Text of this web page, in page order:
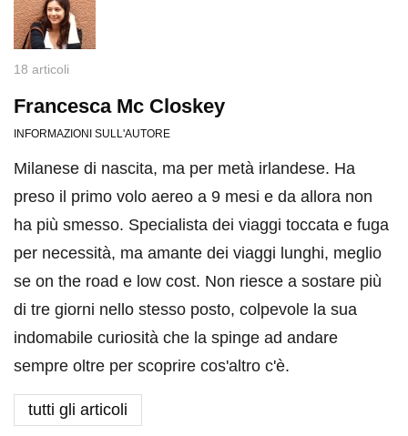
18 articoli
Francesca Mc Closkey
INFORMAZIONI SULL'AUTORE
Milanese di nascita, ma per metà irlandese. Ha
preso il primo volo aereo a 9 mesi e da allora non
ha più smesso. Specialista dei viaggi toccata e fuga
per necessità, ma amante dei viaggi lunghi, meglio
se on the road e low cost. Non riesce a sostare più
di tre giorni nello stesso posto, colpevole la sua
indomabile curiosità che la spinge ad andare
sempre oltre per scoprire cos'altro c'è.
tutti gli articoli